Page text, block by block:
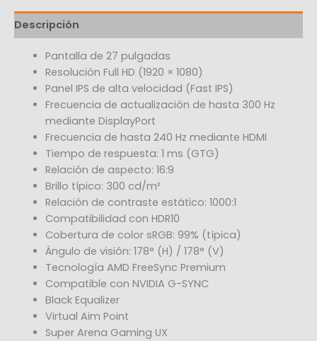
Descripción
Pantalla de 27 pulgadas
Resolución Full HD (1920 × 1080)
Panel IPS de alta velocidad (Fast IPS)
Frecuencia de actualización de hasta 300 Hz
mediante DisplayPort
Frecuencia de hasta 240 Hz mediante HDMI
Tiempo de respuesta: 1 ms (GTG)
Relación de aspecto: 16:9
Brillo típico: 300 cd/m²
Relación de contraste estático: 1000:1
Compatibilidad con HDR10
Cobertura de color sRGB: 99% (típica)
Ángulo de visión: 178° (H) / 178° (V)
Tecnología AMD FreeSync Premium
Compatible con NVIDIA G-SYNC
Black Equalizer
Virtual Aim Point
Super Arena Gaming UX